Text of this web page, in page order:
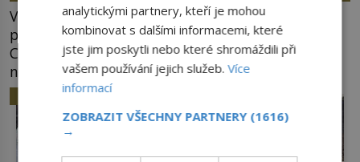
V roce 1764 byste mohli na lotyšských plážích
potkat dobrodruha a sukničkáře Giacoma
Casanovu. Jeho cesta k Baltskému moři však
nebyla turistickým výletem, ale ryze pracovní
cestou se zištnými úmysly. Jaký cíl Casanova
sledoval, když se například procházel uličkami
lotyšské Rigy? Casanova v Pobaltí kontaktoval
tamní zednářské lóže. Nebyl v této oblasti žádným
HISTORIE
analytickými partnery, kteří je mohou
kombinovat s dalšími informacemi, které
jste jim poskytli nebo které shromáždili při
vašem používání jejich služeb.Více
informací
ZOBRAZIT VŠECHNY PARTNERY (1616)
→